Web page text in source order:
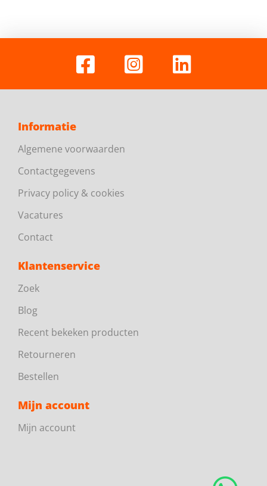
Informatie
Algemene voorwaarden
Contactgegevens
Privacy policy & cookies
Vacatures
Contact
Klantenservice
Zoek
Blog
Recent bekeken producten
Retourneren
Bestellen
Mijn account
Mijn account